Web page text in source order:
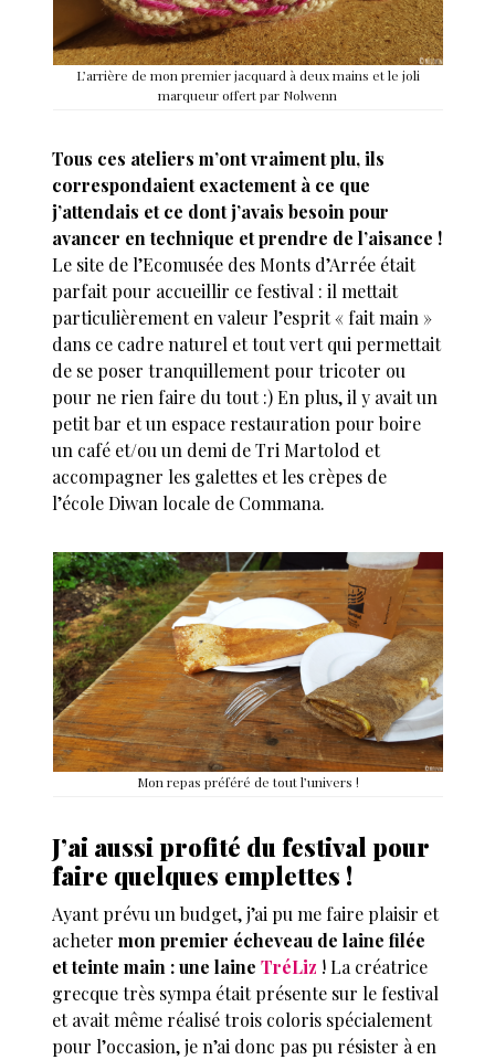
L’arrière de mon premier jacquard à deux mains et le joli
marqueur offert par Nolwenn
Tous ces ateliers m’ont vraiment plu, ils
correspondaient exactement à ce que
j’attendais et ce dont j’avais besoin pour
avancer en technique et prendre de l’aisance !
Le site de l’Ecomusée des Monts d’Arrée était
parfait pour accueillir ce festival : il mettait
particulièrement en valeur l’esprit « fait main »
dans ce cadre naturel et tout vert qui permettait
de se poser tranquillement pour tricoter ou
pour ne rien faire du tout :) En plus, il y avait un
petit bar et un espace restauration pour boire
un café et/ou un demi de Tri Martolod et
accompagner les galettes et les crèpes de
l’école Diwan locale de Commana.
Mon repas préféré de tout l’univers !
J’ai aussi profité du festival pour
faire quelques emplettes !
Ayant prévu un budget, j’ai pu me faire plaisir et
achetermon premier écheveau de laine filée
et teinte main : une laineTréLiz ! La créatrice
grecque très sympa était présente sur le festival
et avait même réalisé trois coloris spécialement
pour l’occasion, je n’ai donc pas pu résister à en